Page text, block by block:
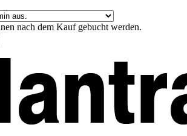
nach dem Kauf gebucht werden.